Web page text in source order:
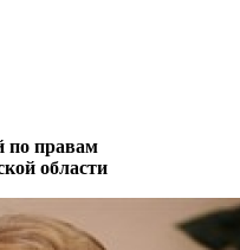
по правам
области